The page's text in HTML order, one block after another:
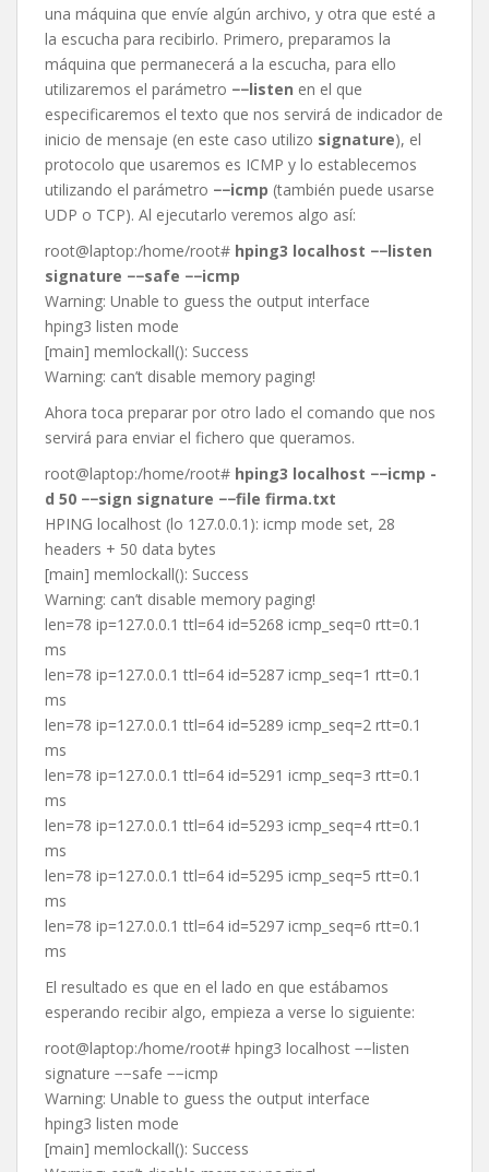
una máquina que envíe algún archivo, y otra que esté a
la escucha para recibirlo. Primero, preparamos la
máquina que permanecerá a la escucha, para ello
utilizaremos el parámetro −−listen en el que
especificaremos el texto que nos servirá de indicador de
inicio de mensaje (en este caso utilizo signature), el
protocolo que usaremos es ICMP y lo establecemos
utilizando el parámetro −−icmp (también puede usarse
UDP o TCP). Al ejecutarlo veremos algo así:
root@laptop:/home/root# hping3 localhost −−listen
signature −−safe −−icmp
Warning: Unable to guess the output interface
hping3 listen mode
[main] memlockall(): Success
Warning: can’t disable memory paging!
Ahora toca preparar por otro lado el comando que nos
servirá para enviar el fichero que queramos.
root@laptop:/home/root# hping3 localhost −−icmp -
d 50 −−sign signature −−file firma.txt
HPING localhost (lo 127.0.0.1): icmp mode set, 28
headers + 50 data bytes
[main] memlockall(): Success
Warning: can’t disable memory paging!
len=78 ip=127.0.0.1 ttl=64 id=5268 icmp_seq=0 rtt=0.1
ms
len=78 ip=127.0.0.1 ttl=64 id=5287 icmp_seq=1 rtt=0.1
ms
len=78 ip=127.0.0.1 ttl=64 id=5289 icmp_seq=2 rtt=0.1
ms
len=78 ip=127.0.0.1 ttl=64 id=5291 icmp_seq=3 rtt=0.1
ms
len=78 ip=127.0.0.1 ttl=64 id=5293 icmp_seq=4 rtt=0.1
ms
len=78 ip=127.0.0.1 ttl=64 id=5295 icmp_seq=5 rtt=0.1
ms
len=78 ip=127.0.0.1 ttl=64 id=5297 icmp_seq=6 rtt=0.1
ms
El resultado es que en el lado en que estábamos
esperando recibir algo, empieza a verse lo siguiente:
root@laptop:/home/root# hping3 localhost −−listen
signature −−safe −−icmp
Warning: Unable to guess the output interface
hping3 listen mode
[main] memlockall(): Success